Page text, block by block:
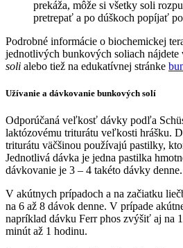
prekáža, môže si všetky soli
pretrepať a po dúškoch popíjať
Podrobné informácie o biochemickej
jednotlivých bunkových soliach nájdete
soli alebo tiež na edukatívnej stránke
Užívanie a dávkovanie bunkových solí
Odporúčaná veľkosť dávky podľa
laktózovému triturátu veľkosti hrášku.
triturátu väčšinou používajú pastilky,
Jednotlivá dávka je jedna pastilka
dávkovanie je 3 – 4 takéto dávky denne.
V akútnych prípadoch a na začiatku
na 6 až 8 dávok denne. V prípade
napríklad dávku Ferr phos zvýšiť aj na
minút až 1 hodinu.